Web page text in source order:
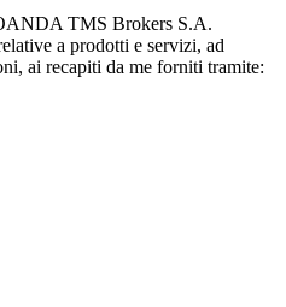
TMS Brokers S.A.
a prodotti e servizi, ad
ai recapiti da me forniti tramite: